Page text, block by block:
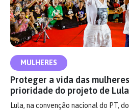
MULHERES
Proteger a vida das
prioridade do projeto de
Lula, na convenção nacional do PT,